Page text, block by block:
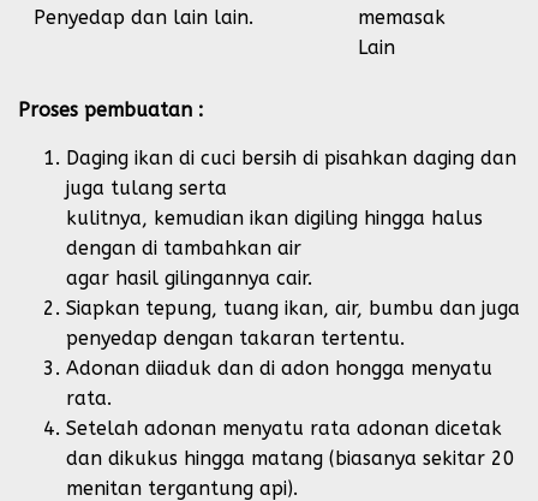
Penyedap dan lain lain.
memasak
Lain
Proses pembuatan :
Daging ikan di cuci bersih di pisahkan daging dan
juga tulang serta
kulitnya, kemudian ikan digiling hingga halus
dengan di tambahkan air
agar hasil gilingannya cair.
Siapkan tepung, tuang ikan, air, bumbu dan juga
penyedap dengan takaran tertentu.
Adonan diiaduk dan di adon hongga menyatu
rata.
Setelah adonan menyatu rata adonan dicetak
dan dikukus hingga matang (biasanya sekitar 20
menitan tergantung api).